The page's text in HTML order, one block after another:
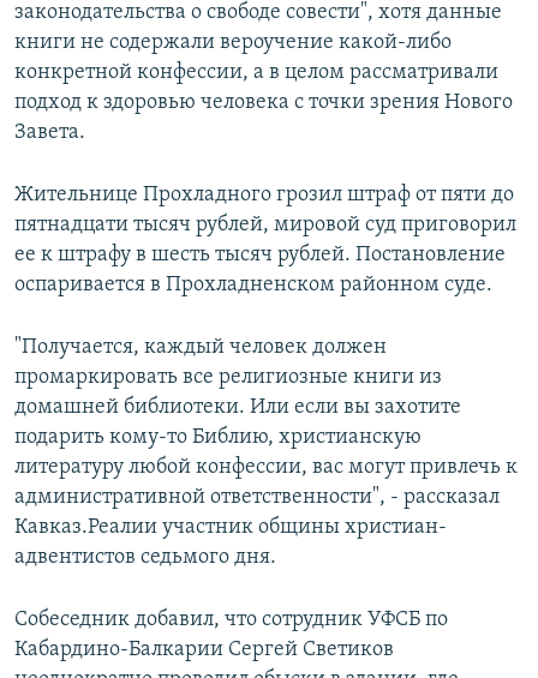
законодательства о свободе совести", хотя данные
книги не содержали вероучение какой-либо
конкретной конфессии, а в целом рассматривали
подход к здоровью человека с точки зрения Нового
Завета.
Жительнице Прохладного грозил штраф от пяти до
пятнадцати тысяч рублей, мировой суд приговорил
ее к штрафу в шесть тысяч рублей. Постановление
оспаривается в Прохладненском районном суде.
"Получается, каждый человек должен
промаркировать все религиозные книги из
домашней библиотеки. Или если вы захотите
подарить кому-то Библию, христианскую
литературу любой конфессии, вас могут привлечь к
административной ответственности", - рассказал
Кавказ.Реалии участник общины христиан-
адвентистов седьмого дня.
Собеседник добавил, что сотрудник УФСБ по
Кабардино-Балкарии Сергей Светиков